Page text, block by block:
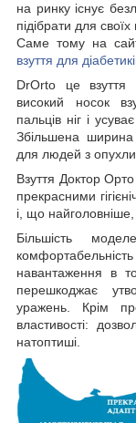
на ринку існує
підібрати для
Саме тому на
взуття для
DrOrto це
високий носок
пальців ніг і
Збільшена ширина
для людей з
Взуття Доктор
прекрасними
і, що
Більшість
навантаження в
перешкоджає
уражень. Крім
властивості:
натоптиші.